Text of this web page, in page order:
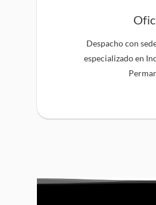
Despacho con
especializado en